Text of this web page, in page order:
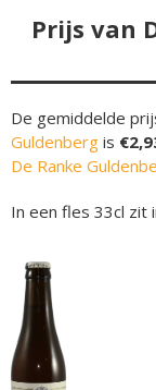
Prijs van
De gemiddelde
Guldenberg is
De Ranke
In een fles 33cl zit